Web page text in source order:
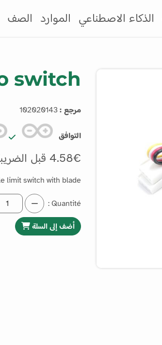
الذكاء الاصطناعي الموارد الصف
switch
مرجع :
التوافق
4.58€ قبل الضريبة
limit switch with blade.
Quantité :
أضف إلى السلة